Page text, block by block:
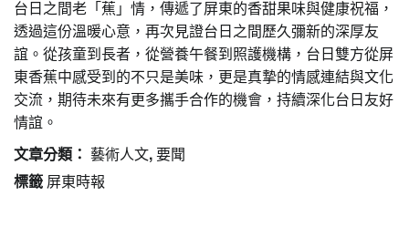
台日之間老「蕉」情，傳遞了屏東的香甜果味與健康祝福，
透過這份溫暖心意，再次見證台日之間歷久彌新的深厚友
誼。從孩童到長者，從營養午餐到照護機構，台日雙方從屏
東香蕉中感受到的不只是美味，更是真摯的情感連結與文化
交流，期待未來有更多攜手合作的機會，持續深化台日友好
情誼。
文章分類： 藝術人文,要聞
標籤 屏東時報